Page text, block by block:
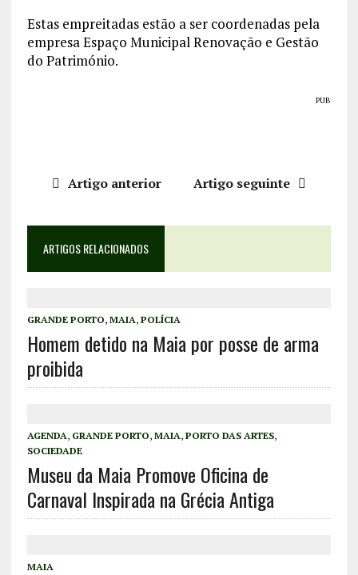
Estas empreitadas estão a ser coordenadas pela
empresa Espaço Municipal Renovação e Gestão
do Património.
PUB
Artigo anterior Artigo seguinte
ARTIGOS RELACIONADOS
GRANDE PORTO, MAIA, POLÍCIA
Homem detido na Maia por posse de arma
proibida
AGENDA, GRANDE PORTO, MAIA, PORTO DAS ARTES,
SOCIEDADE
Museu da Maia Promove Oficina de
Carnaval Inspirada na Grécia Antiga
MAIA